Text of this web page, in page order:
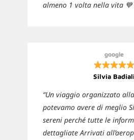
almeno 1 volta nella vita 💙
google
Silvia Badiali
“Un viaggio organizzato
potevamo avere di meglio
sereni perché tutte le
dettagliate Arrivati